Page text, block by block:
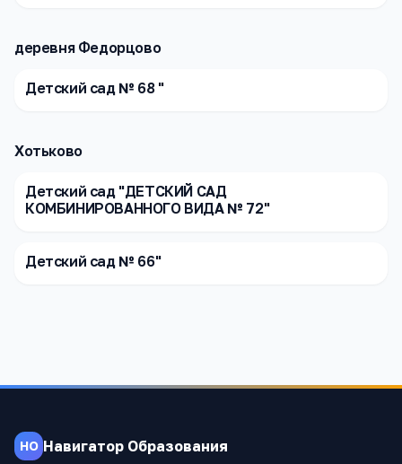
деревня Федорцово
Детский сад № 68 "
Хотьково
Детский сад "ДЕТСКИЙ САД
КОМБИНИРОВАННОГО ВИДА № 72"
Детский сад № 66"
НО Навигатор Образования